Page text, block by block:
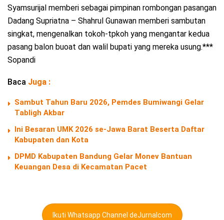
Syamsurijal memberi sebagai pimpinan rombongan pasangan
Dadang Supriatna – Shahrul Gunawan memberi sambutan
singkat, mengenalkan tokoh-tpkoh yang mengantar kedua
pasang balon buoat dan walil bupati yang mereka usung.***
Sopandi
Baca Juga :
Sambut Tahun Baru 2026, Pemdes Bumiwangi Gelar
Tabligh Akbar
Ini Besaran UMK 2026 se-Jawa Barat Beserta Daftar
Kabupaten dan Kota
DPMD Kabupaten Bandung Gelar Monev Bantuan
Keuangan Desa di Kecamatan Pacet
Ikuti Whatsapp Channel deJurnalcom